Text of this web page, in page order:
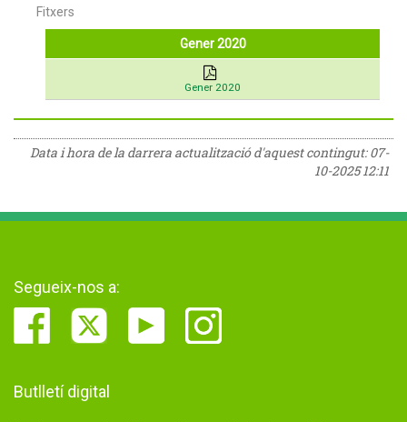
Fitxers
Gener 2020
Gener 2020
Data i hora de la darrera actualització d'aquest contingut:07-
10-2025 12:11
Segueix-nos a:
Butlletí digital